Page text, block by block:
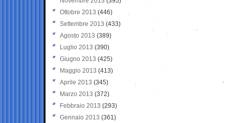
Ottobre 2013 (446)
Settembre 2013 (433)
Agosto 2013 (389)
Luglio 2013 (390)
Giugno 2013 (425)
Maggio 2013 (413)
Aprile 2013 (345)
Marzo 2013 (372)
Febbraio 2013 (293)
Gennaio 2013 (361)